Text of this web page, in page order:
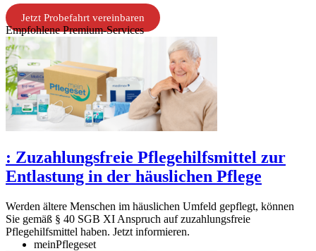
Jetzt Probefahrt vereinbaren
Empfohlene Premium-Services
: Zuzahlungsfreie Pflegehilfsmittel zur
Entlastung in der häuslichen Pflege
Werden ältere Menschen im häuslichen Umfeld gepflegt, können
Sie gemäß § 40 SGB XI Anspruch auf zuzahlungsfreie
Pflegehilfsmittel haben. Jetzt informieren.
meinPflegeset